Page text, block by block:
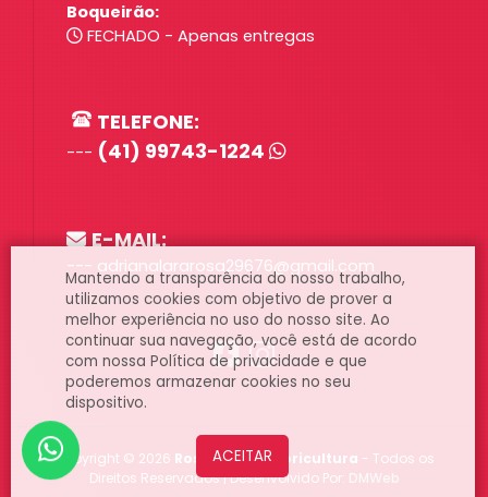
Boqueirão:
FECHADO - Apenas entregas
TELEFONE:
--- (41) 99743-1224
E-MAIL:
--- adrianalararosa29676@gmail.com
Copyright © 2026 Rosa Branca floricultura - Todos os
Direitos Reservados | Desenvolvido Por: DMWeb
Mantendo a transparência do nosso trabalho,
utilizamos cookies com objetivo de prover a
melhor experiência no uso do nosso site. Ao
continuar sua navegação, você está de acordo
com nossa Política de privacidade e que
poderemos armazenar cookies no seu
dispositivo.